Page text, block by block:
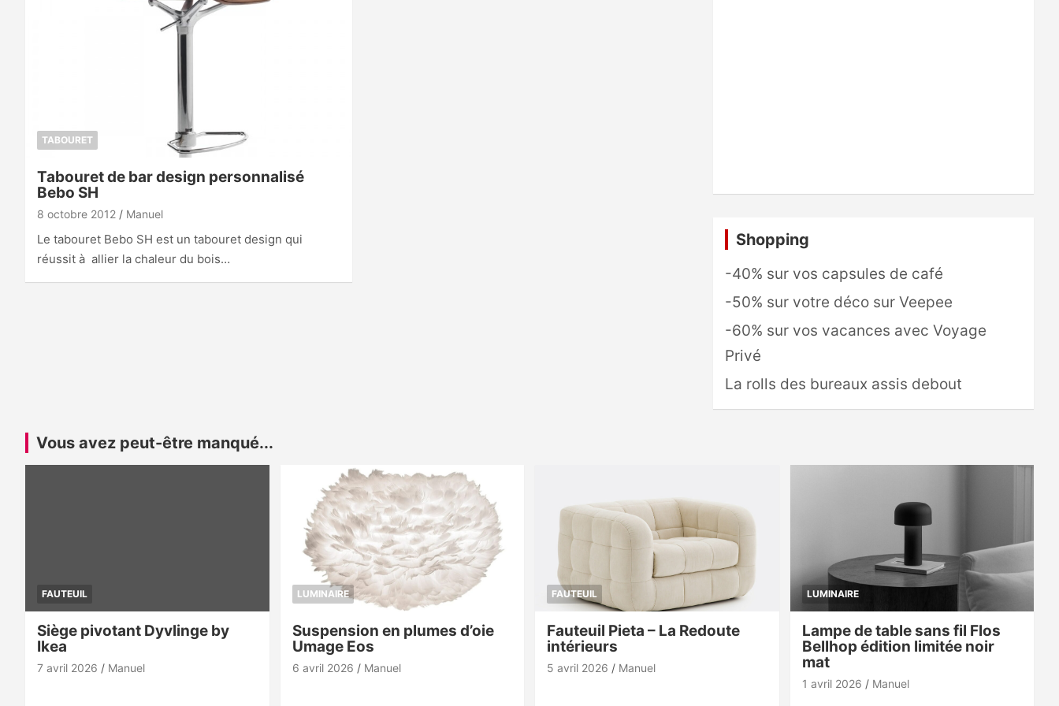
TABOURET
Tabouret de bar design personnalisé
Bebo SH
8 octobre 2012 Manuel
Le tabouret Bebo SH est un tabouret design qui
réussit à allier la chaleur du bois…
Shopping
-40% sur vos capsules de café
-50% sur votre déco sur Veepee
-60% sur vos vacances avec Voyage
Privé
La rolls des bureaux assis debout
Vous avez peut-être manqué...
FAUTEUIL
Siège pivotant Dyvlinge by
Ikea
7 avril 2026 Manuel
LUMINAIRE
Suspension en plumes d’oie
Umage Eos
6 avril 2026 Manuel
FAUTEUIL
Fauteuil Pieta – La Redoute
intérieurs
5 avril 2026 Manuel
LUMINAIRE
Lampe de table sans fil Flos
Bellhop édition limitée noir
mat
1 avril 2026 Manuel